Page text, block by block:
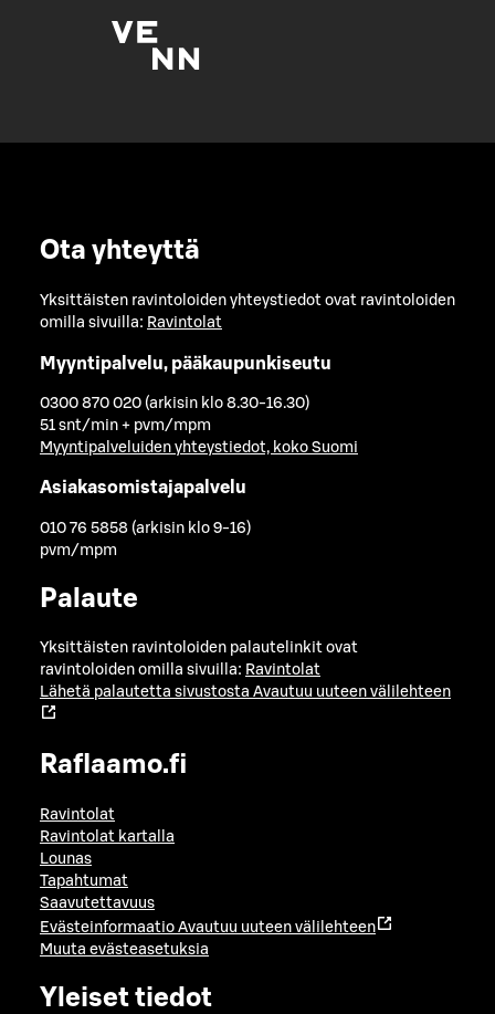
Ota yhteyttä
Yksittäisten ravintoloiden yhteystiedot ovat ravintoloiden
omilla sivuilla: Ravintolat
Myyntipalvelu, pääkaupunkiseutu
0300 870 020 (arkisin klo 8.30-16.30)
51 snt/min + pvm/mpm
Myyntipalveluiden yhteystiedot, koko Suomi
Asiakasomistajapalvelu
010 76 5858 (arkisin klo 9-16)
pvm/mpm
Palaute
Yksittäisten ravintoloiden palautelinkit ovat
ravintoloiden omilla sivuilla: Ravintolat
Lähetä palautetta sivustosta Avautuu uuteen välilehteen
Raflaamo.fi
Ravintolat
Ravintolat kartalla
Lounas
Tapahtumat
Saavutettavuus
Evästeinformaatio Avautuu uuteen välilehteen
Muuta evästeasetuksia
Yleiset tiedot